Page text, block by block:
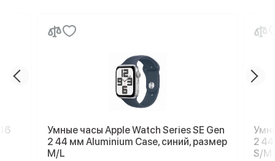
Умные часы Apple Watch Series SE Gen
2 44 мм Aluminium Case, синий, размер
M/L
2
S/M